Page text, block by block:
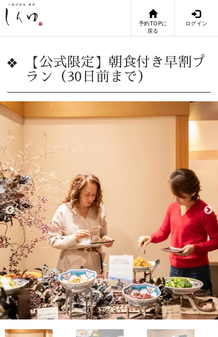
予約TOPに
戻る
ログイン
【公式限定】朝食付き早割プ
ラン（30日前まで）